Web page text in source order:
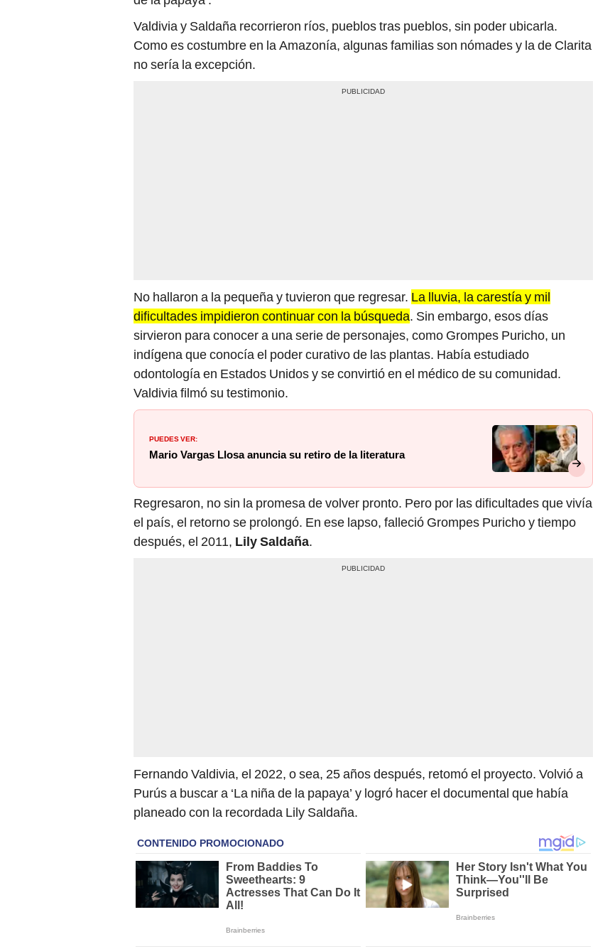
Valdivia y Saldaña recorrieron ríos, pueblos tras pueblos, sin poder ubicarla.
Como es costumbre en la Amazonía, algunas familias son nómades y la de Clarita
no sería la excepción.
dificultades impidieron continuar con la búsqueda . Sin embargo, esos días
sirvieron para conocer a una serie de personajes, como Grompes Puricho, un
indígena que conocía el poder curativo de las plantas. Había estudiado
odontología en Estados Unidos y se convirtió en el médico de su comunidad.
Valdivia filmó su testimonio.
Mario Vargas Llosa anuncia su retiro de la literatura
Regresaron, no sin la promesa de volver pronto. Pero por las dificultades que vivía
el país, el retorno se prolongó. En ese lapso, falleció Grompes Puricho y tiempo
después, el 2011,Lily Saldaña.
Purús a buscar a ‘La niña de la papaya’ y logró hacer el documental que había
planeado con la recordada Lily Saldaña.